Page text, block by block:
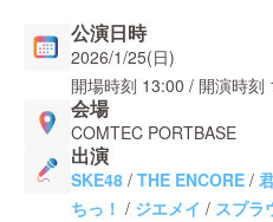
公演日時
2026/1/25(日)
開場時刻 13:00 / 開演時刻
会場
COMTEC PORTBASE
出演
SKE48 / THE ENCORE /
ちっ！ / ジエメイ / スプラ